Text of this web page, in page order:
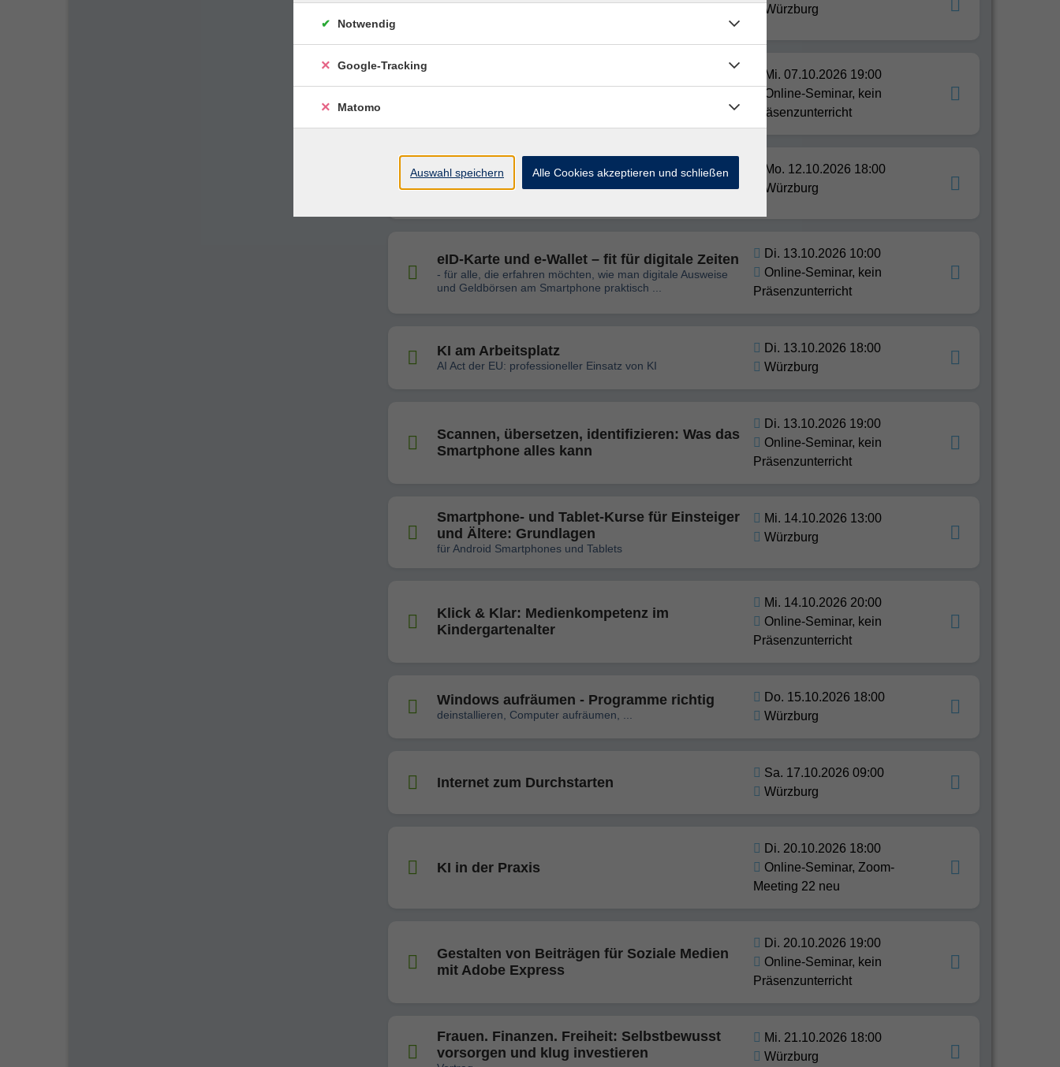
Auffrischung
Würzburg
Mi. 07.10.2026 19:00
Online-Seminar, kein
Präsenzunterricht
Einführung in die Erstellung von
Internetseiten
Mo. 12.10.2026 18:00
Würzburg
eID-Karte und e-Wallet – fit für digitale Zeiten
- für alle, die erfahren möchten, wie man digitale Ausweise
und Geldbörsen am Smartphone praktisch ...
Di. 13.10.2026 10:00
Online-Seminar, kein
Präsenzunterricht
KI am Arbeitsplatz
AI Act der EU: professioneller Einsatz von KI
Di. 13.10.2026 18:00
Würzburg
Scannen, übersetzen, identifizieren: Was das
Smartphone alles kann
Di. 13.10.2026 19:00
Online-Seminar, kein
Präsenzunterricht
Smartphone- und Tablet-Kurse für Einsteiger
und Ältere: Grundlagen
für Android Smartphones und Tablets
Mi. 14.10.2026 13:00
Würzburg
Klick & Klar: Medienkompetenz im
Kindergartenalter
Mi. 14.10.2026 20:00
Online-Seminar, kein
Präsenzunterricht
Windows aufräumen - Programme richtig
deinstallieren, Computer aufräumen, ...
Do. 15.10.2026 18:00
Würzburg
Internet zum Durchstarten
Sa. 17.10.2026 09:00
Würzburg
KI in der Praxis
Di. 20.10.2026 18:00
Online-Seminar, Zoom-
Meeting 22 neu
Gestalten von Beiträgen für Soziale Medien
mit Adobe Express
Di. 20.10.2026 19:00
Online-Seminar, kein
Präsenzunterricht
Frauen. Finanzen. Freiheit: Selbstbewusst
vorsorgen und klug investieren
Mi. 21.10.2026 18:00
Würzburg
Notwendig
Google-Tracking
Matomo
Auswahl speichern Alle Cookies akzeptieren und schließen